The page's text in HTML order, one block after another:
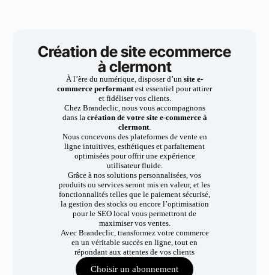
Création de site ecommerce
à clermont
À l’ère du numérique, disposer d’un site e-
commerce performantest essentiel pour attirer
et fidéliser vos clients.
Chez Brandeclic, nous vous accompagnons
dans la création de votre site e-commerce à
clermont.
Nous concevons des plateformes de vente en
ligne intuitives, esthétiques et parfaitement
optimisées pour offrir une expérience
utilisateur fluide.
Grâce à nos solutions personnalisées, vos
produits ou services seront mis en valeur, et les
fonctionnalités telles que le paiement sécurisé,
la gestion des stocks ou encore l’optimisation
pour le SEO local vous permettront de
maximiser vos ventes.
Avec Brandeclic, transformez votre commerce
en un véritable succès en ligne, tout en
répondant aux attentes de vos clients
Choisir un abonnement